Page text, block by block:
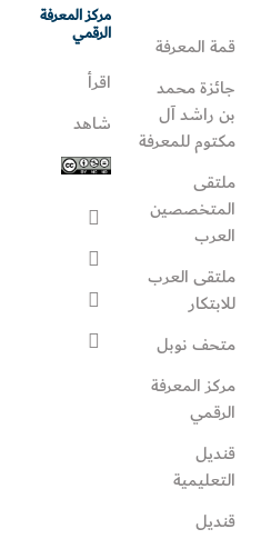
قمة المعرفة
جائزة محمد
بن راشد آل
مكتوم للمعرفة
ملتقى
المتخصصين
العرب
ملتقى العرب
للابتكار
متحف نوبل
مركز المعرفة
الرقمي
قنديل
التعليمية
قنديل
مركز المعرفة
الرقمي
اقرأ
شاهد